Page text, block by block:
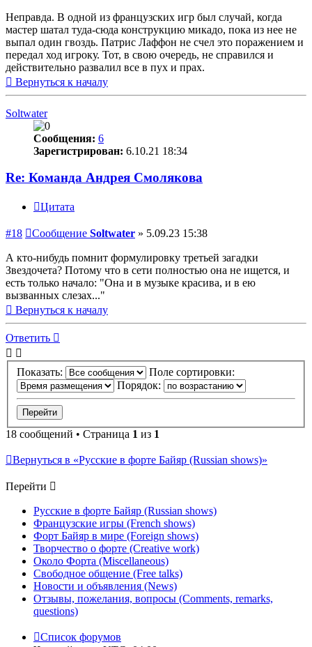
Неправда. В одной из французских игр был случай, когда
мастер шатал туда-сюда конструкцию микадо, пока из нее не
выпал один гвоздь. Патрис Лаффон не счел это поражением и
передал ход игроку. Тот, в свою очередь, не справился и
действительно развалил все в пух и прах.
Вернуться к началу
Soltwater
Сообщения: 6
Зарегистрирован: 6.10.21 18:34
Re: Команда Андрея Смолякова
Цитата
#18 Сообщение Soltwater » 5.09.23 15:38
А кто-нибудь помнит формулировку третьей загадки
Звездочета? Потому что в сети полностью она не ищется, и
есть только начало: "Она и в музыке красива, и в ею
вызванных слезах..."
Вернуться к началу
Ответить
Показать:
Поле сортировки:
Порядок:
18 сообщений • Страница 1 из 1
Вернуться в «Русские в форте Байяр (Russian shows)»
Перейти
Русские в форте Байяр (Russian shows)
Французские игры (French shows)
Форт Байяр в мире (Foreign shows)
Творчество о форте (Creative work)
Около Форта (Miscellaneous)
Свободное общение (Free talks)
Новости и объявления (News)
Отзывы, пожелания, вопросы (Comments, remarks,
questions)
Список форумов